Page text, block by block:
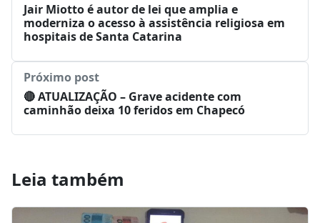
Jair Miotto é autor de lei que amplia e
moderniza o acesso à assistência religiosa em
hospitais de Santa Catarina
Próximo post
🔴 ATUALIZAÇÃO – Grave acidente com
caminhão deixa 10 feridos em Chapecó
Leia também